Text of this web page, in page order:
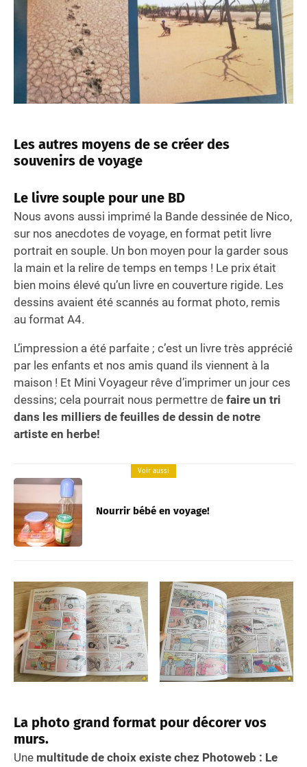
Les autres moyens de se créer des
souvenirs de voyage
Le livre souple pour une BD
Nous avons aussi imprimé la Bande dessinée de Nico,
sur nos anecdotes de voyage, en format petit livre
portrait en souple. Un bon moyen pour la garder sous
la main et la relire de temps en temps ! Le prix était
bien moins élevé qu’un livre en couverture rigide. Les
dessins avaient été scannés au format photo, remis
au format A4.
L’impression a été parfaite ; c’est un livre très apprécié
par les enfants et nos amis quand ils viennent à la
maison ! Et Mini Voyageur rêve d’imprimer un jour ces
dessins; cela pourrait nous permettre de faire un tri
dans les milliers de feuilles de dessin de notre
artiste en herbe!
Voir aussi
Nourrir bébé en voyage!
La photo grand format pour décorer vos
murs.
Une multitude de choix existe chez Photoweb : Le